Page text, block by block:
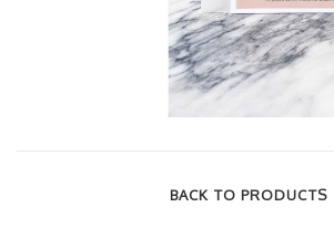
BACK TO PRODUCTS